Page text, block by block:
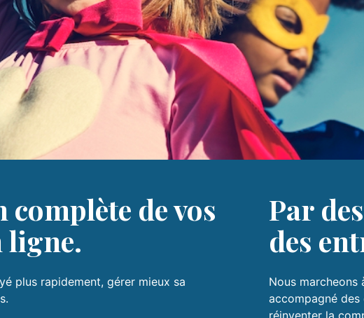
complète de vos
ligne.
plus rapidement, gérer mieux sa
Par
des
Nous marcheons
accompagné
réinventer la